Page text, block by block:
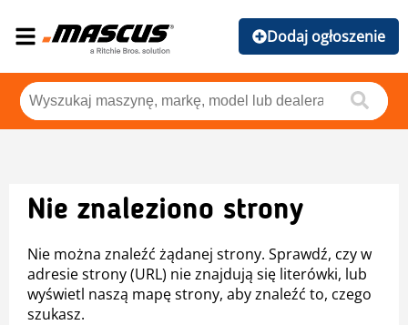
Dodaj ogłoszenie
Nie znaleziono strony
Nie można znaleźć żądanej strony. Sprawdź, czy w
adresie strony (URL) nie znajdują się literówki, lub
wyświetl naszą mapę strony, aby znaleźć to, czego
szukasz.